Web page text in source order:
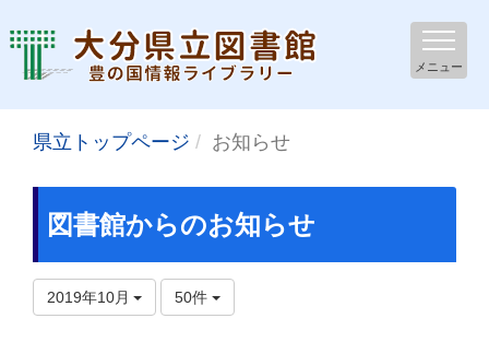
メニュー
県立トップページ お知らせ
図書館からのお知らせ
2019年10月 50件